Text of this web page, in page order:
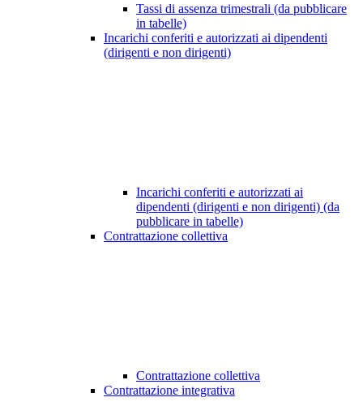
Tassi di assenza trimestrali (da pubblicare
in tabelle)
Incarichi conferiti e autorizzati ai dipendenti
(dirigenti e non dirigenti)
Incarichi conferiti e autorizzati ai
dipendenti (dirigenti e non dirigenti) (da
pubblicare in tabelle)
Contrattazione collettiva
Contrattazione collettiva
Contrattazione integrativa